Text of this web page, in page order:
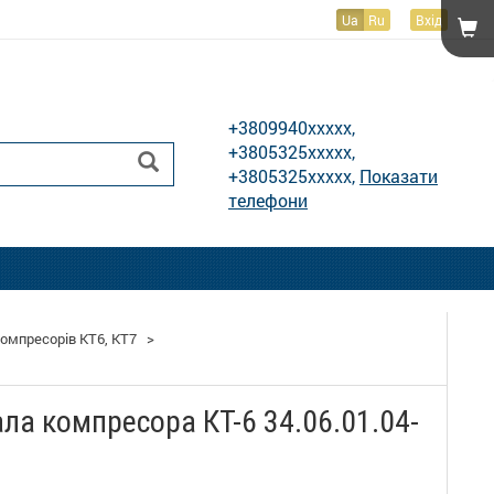
Ua Ru Вхід
+3809940xxxxx,
+3805325xxxxx,
+3805325xxxxx, Показати
телефони
КТ6, КТ7 >
компресора КТ-6 34.06.01.04-